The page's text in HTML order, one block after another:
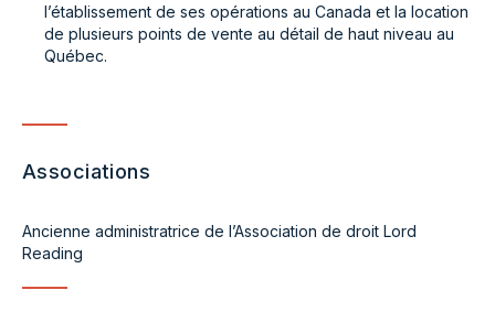
l’établissement de ses opérations au Canada et la location
de plusieurs points de vente au détail de haut niveau au
Québec.
Associations
Ancienne administratrice de l’Association de droit Lord
Reading